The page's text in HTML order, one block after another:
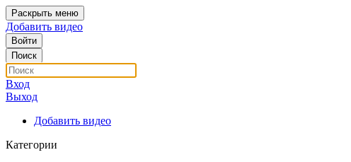
Раскрыть меню
Добавить видео
Войти
Поиск
Вход
Выход
Добавить видео
Категории